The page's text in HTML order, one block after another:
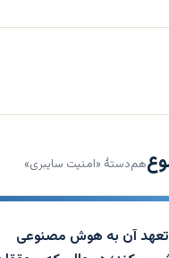
هم‌دستهٔ «امنیت سایبری»
تعهد آن به هوش مصنوعی